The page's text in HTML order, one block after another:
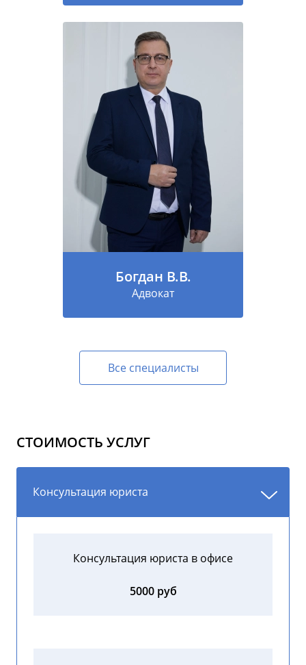
Богдан В.В.
Адвокат
Все специалисты
СТОИМОСТЬ УСЛУГ
Консультация юриста
Консультация юриста в офисе
5000 руб